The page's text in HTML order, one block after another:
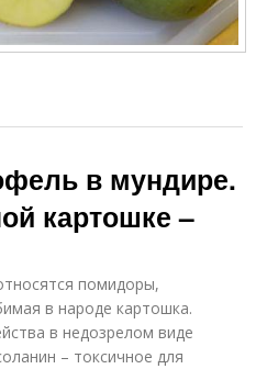
в мундире.
картошке –
помидоры,
в народе картошка.
в недозрелом виде
– токсичное для